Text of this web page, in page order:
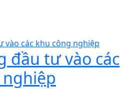
đầu tư vào các